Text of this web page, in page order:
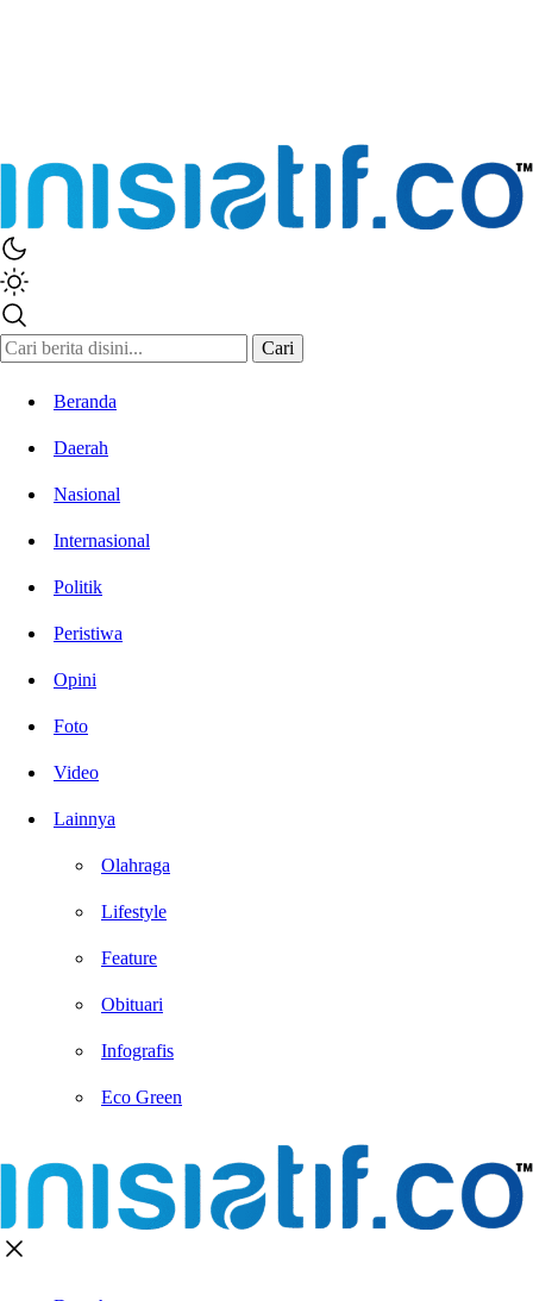
Cari
Beranda
Daerah
Nasional
Internasional
Politik
Peristiwa
Opini
Foto
Video
Lainnya
Olahraga
Lifestyle
Feature
Obituari
Infografis
Eco Green